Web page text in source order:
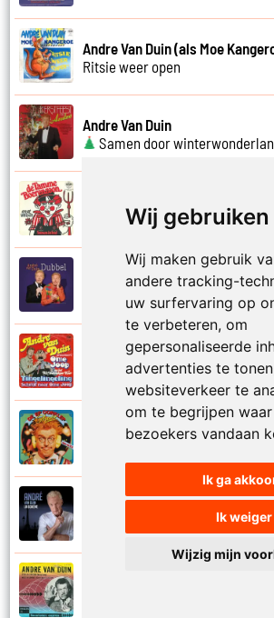
Wij
Wij maken gebruik
andere tracking-
uw surfervaring op
te verbeteren, om
gepersonaliseerde
advertenties te
websiteverkeer te
om te begrijpen
bezoekers vandaan
Ik ga
Ik weiger
Wijzig mijn
Andre Van Duin (als Moe
Ritsie weer open
Andre Van Duin
Samen door
Samen in bad
Andre Van Duin
Schijt maar in me pannetje
Andre Van Duin
Schrijf naar ome Joop
Andre Van Duin en Frans Van
Andre Van Duin